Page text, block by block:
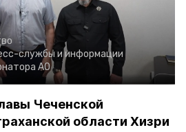
службы и информации
АО
Чеченской
области Хизри